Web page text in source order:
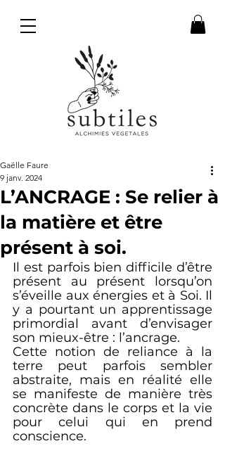
L’ANCRAGE : Se relier à
la matière et être
présent à soi.
Gaëlle Faure
9 janv. 2024
Il est parfois bien difficile d’être
présent au présent lorsqu’on
s’éveille aux énergies et à Soi. Il
y a pourtant un apprentissage
primordial avant d’envisager
son mieux-être : l’ancrage.
Cette notion de reliance à la
terre peut parfois sembler
abstraite, mais en réalité elle
se manifeste de manière très
concrète dans le corps et la vie
pour celui qui en prend
conscience.